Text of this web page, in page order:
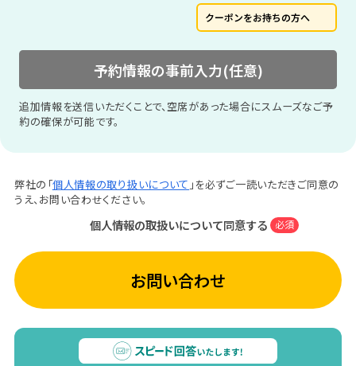
クーポンをお持ちの方へ
予約情報の事前入力(任意)
追加情報を送信いただくことで、空席があった場合にスムーズなご予
約の確保が可能です。
弊社の「個人情報の取り扱いについて 」を必ずご一読いただきご同意の
うえ、お問い合わせください。
個人情報の取扱いについて同意する 必須
お問い合わせ